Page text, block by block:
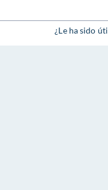
¿Le ha sido